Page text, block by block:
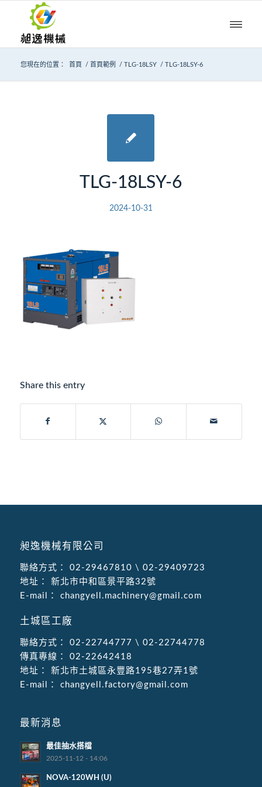
您現在的位置： 首頁 / 首頁範例 / TLG-18LSY / TLG-18LSY-6
TLG-18LSY-6
2024-10-31
Share this entry
昶逸機械有限公司
聯絡方式： 02-29467810 \ 02-29409723
地址：
新北市中和區景平路32號
E-mail：
changyell.machinery@gmail.com
土城區工廠
聯絡方式： 02-22744777 \ 02-22744778
傳真專線：
02-22642418
地址：
新北市土城區永豐路195巷27弄1號
E-mail：
changyell.factory@gmail.com
最新消息
最佳抽水搭檔
2025-11-12 - 14:06
NOVA-120WH (U)